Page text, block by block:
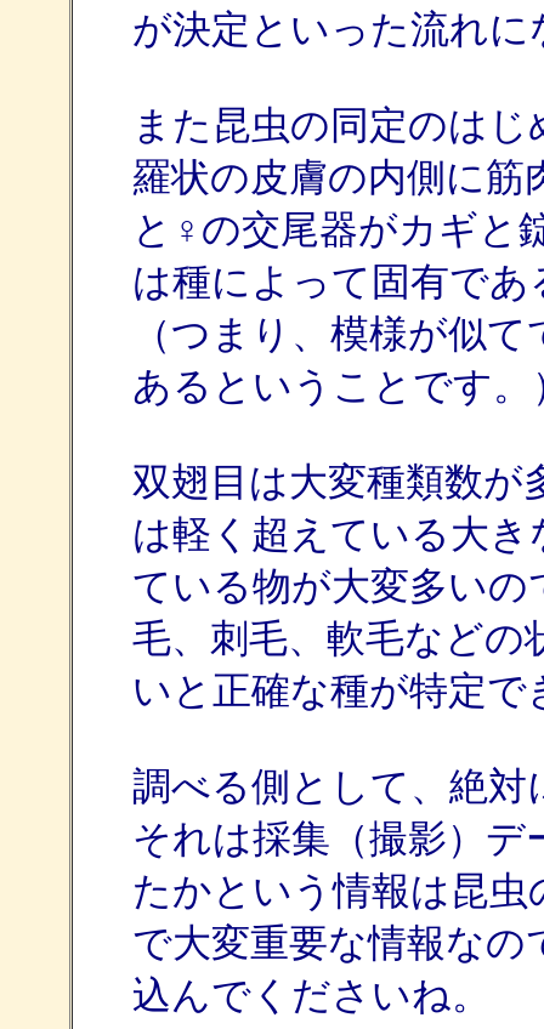
が決定といった流れに
また昆虫の同定のは
羅状の皮膚の内側に
と♀の交尾器がカギと
は種によって固有で
（つまり、模様が似
あるということです。
双翅目は大変種類数が
は軽く超えている大
ている物が大変多い
毛、刺毛、軟毛など
いと正確な種が特定
調べる側として、絶
それは採集（撮影）
たかという情報は昆
で大変重要な情報な
込んでくださいね。